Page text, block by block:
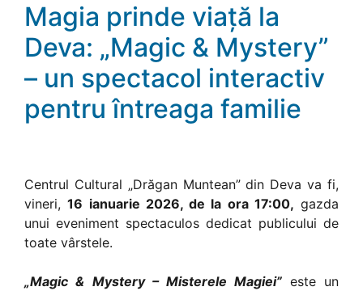
Magia prinde viață la
Deva: „Magic & Mystery”
– un spectacol interactiv
pentru întreaga familie
Centrul Cultural „Drăgan Muntean” din Deva va fi,
vineri,16 ianuarie 2026, de la ora 17:00, gazda
unui eveniment spectaculos dedicat publicului de
toate vârstele.
„Magic & Mystery – Misterele Magiei” este un